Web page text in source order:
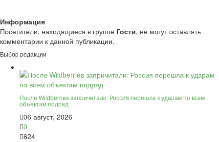
Информация
Посетители, находящиеся в группе Гости, не могут оставлять
комментарии к данной публикации.
Выбор редакции
После Wildberries запричитали: Россия перешла к ударам по всем
объектам подряд
06 август, 2026
0
624